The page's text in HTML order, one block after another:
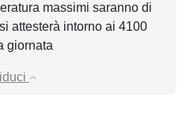
massimi saranno di
attesterà intorno ai 4100
giornata